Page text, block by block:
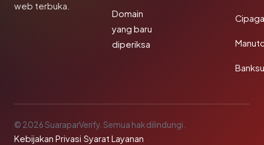
web terbuka.
Domain
yang baru
diperiksa
© 2026 SuaraparVerify. Semua hak dilindungi.
Kebijakan Privasi·Syarat Layanan